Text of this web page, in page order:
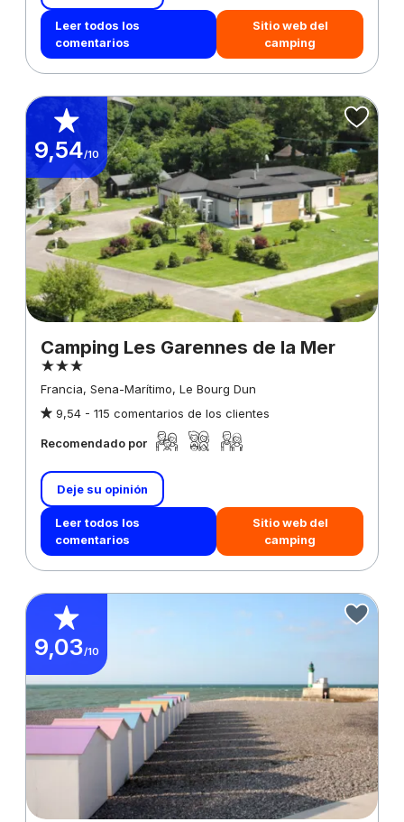
Leer todos los
comentarios
Sitio web del
camping
9,54/10
Camping Les Garennes de la Mer
Francia, Sena-Marítimo, Le Bourg Dun
9,54 - 115 comentarios de los clientes
Recomendado por
Deje su opinión
Leer todos los
comentarios
Sitio web del
camping
9,03/10